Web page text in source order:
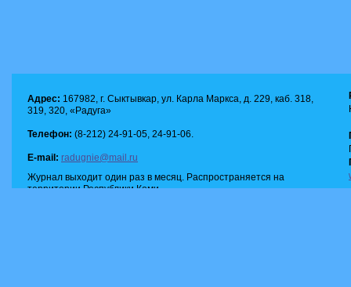
Адрес: 167982, г. Сыктывкар, ул. Карла Маркса, д. 229, каб. 318,
319, 320, «Радуга»
Телефон: (8-212) 24-91-05, 24-91-06.
E-mail: radugnie@mail.ru
Журнал выходит один раз в месяц. Распространяется на
территории Республики Коми.